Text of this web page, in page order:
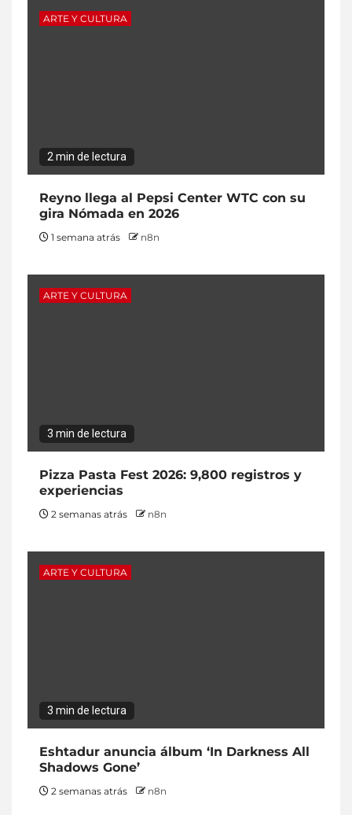
ARTE Y CULTURA
2 min de lectura
Reyno llega al Pepsi Center WTC con su
gira Nómada en 2026
1 semana atrás n8n
ARTE Y CULTURA
3 min de lectura
Pizza Pasta Fest 2026: 9,800 registros y
experiencias
2 semanas atrás n8n
ARTE Y CULTURA
3 min de lectura
Eshtadur anuncia álbum ‘In Darkness All
Shadows Gone’
2 semanas atrás n8n